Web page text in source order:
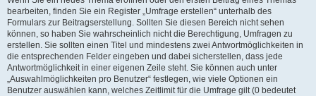
bearbeiten, finden Sie ein Register „Umfrage erstellen“ unterhalb des
Formulars zur Beitragserstellung. Sollten Sie diesen Bereich nicht sehen
können, so haben Sie wahrscheinlich nicht die Berechtigung, Umfragen zu
erstellen. Sie sollten einen Titel und mindestens zwei Antwortmöglichkeiten in
die entsprechenden Felder eingeben und dabei sicherstellen, dass jede
Antwortmöglichkeit in einer eigenen Zeile steht. Sie können auch unter
„Auswahlmöglichkeiten pro Benutzer“ festlegen, wie viele Optionen ein
Benutzer auswählen kann, welches Zeitlimit für die Umfrage gilt (0 bedeutet